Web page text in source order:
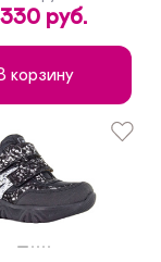
руб.
корзину